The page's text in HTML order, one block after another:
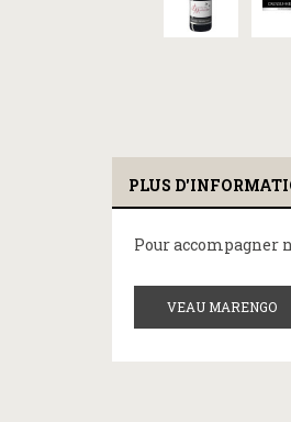
PLUS
Pour accompagner
VEAU MARENGO